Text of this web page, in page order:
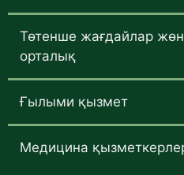
Төтенше жағдайлар
орталық
Ғылыми қызмет
Медицина